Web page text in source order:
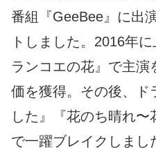
番組『GeeBee』に出
トしました。2016年
ランコエの花』で主
価を獲得。その後、ド
した』『花のち晴れ〜
で一躍ブレイクしまし